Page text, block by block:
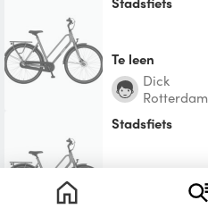
Te leen
Dick
Rotterdam
Stadsfiets